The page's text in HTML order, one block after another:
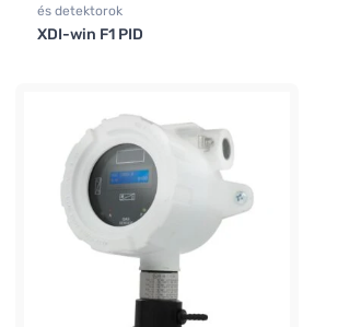
és detektorok
XDI-win F1 PID